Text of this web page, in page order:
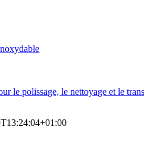
le polissage, le nettoyage et le